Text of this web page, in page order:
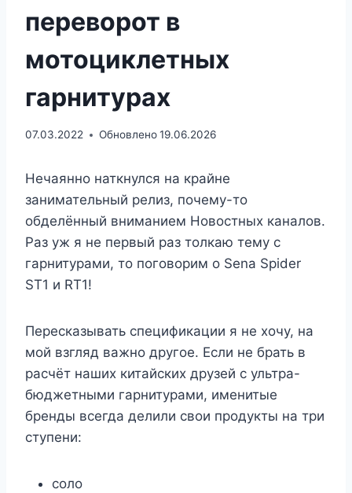
переворот в
мотоциклетных
гарнитурах
07.03.2022 Обновлено19.06.2026
Нечаянно наткнулся на крайне
занимательный релиз, почему-то
обделённый вниманием Новостных каналов.
Раз уж я не первый раз толкаю тему с
гарнитурами, то поговорим о Sena Spider
ST1 и RT1!
Пересказывать спецификации я не хочу, на
мой взгляд важно другое. Если не брать в
расчёт наших китайских друзей с ультра-
бюджетными гарнитурами, именитые
бренды всегда делили свои продукты на три
ступени:
соло